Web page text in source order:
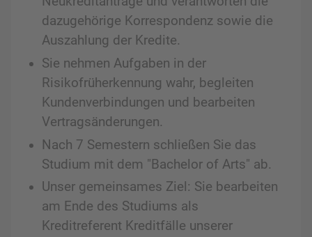
dazugehörige Korrespondenz sowie die
Auszahlung der Kredite.
Sie nehmen Aufgaben in der
Risikofrüherkennung wahr, begleiten
Kundenverbindungen und bearbeiten
Vertragsänderungen.
Nach 7 Semestern schließen Sie das
Studium mit dem "Bachelor of Arts" ab.
Unser gemeinsames Ziel: Sie bearbeiten
am Ende des Studiums als
Kreditreferent Kreditfälle unserer